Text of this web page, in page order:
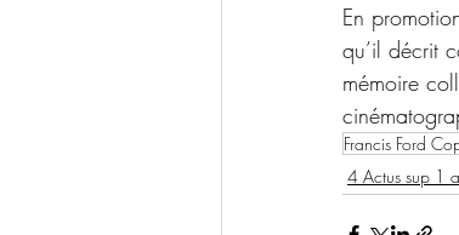
En
qu’il décrit
mémoire
Francis Ford
4 Actus sup 1